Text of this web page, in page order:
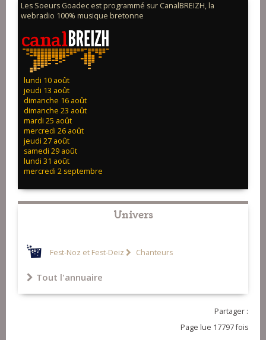
Les Soeurs Goadec est programmé sur CanalBREIZH, la
webradio 100% musique bretonne
lundi 10 août
jeudi 13 août
dimanche 16 août
dimanche 23 août
mardi 25 août
mercredi 26 août
jeudi 27 août
samedi 29 août
lundi 31 août
mercredi 2 septembre
Univers
Fest-Noz et Fest-Deiz Chanteurs
Tout l'annuaire
Partager :
Page lue 17797 fois